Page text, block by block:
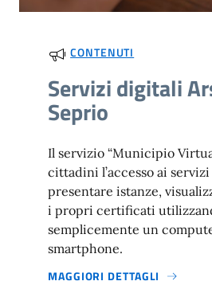
CONTENUTI
Servizi digitali
Seprio
Il servizio “Municipio
cittadini l’accesso ai
presentare istanze,
i propri certificati
semplicemente un
smartphone.
MAGGIORI DETTAGLI